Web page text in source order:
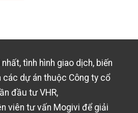
tình hình giao dịch, biến
các dự án thuộc Công ty cổ
đầu tư VHR,
viên tư vấn Mogivi để giải